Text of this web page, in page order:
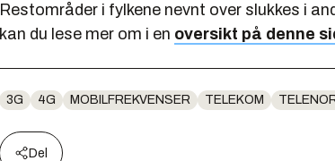
Restområder i fylkene nevnt over slukkes i
kan du lese mer om i en oversikt på denne
3G 4G MOBILFREKVENSER TELEKOM
Del